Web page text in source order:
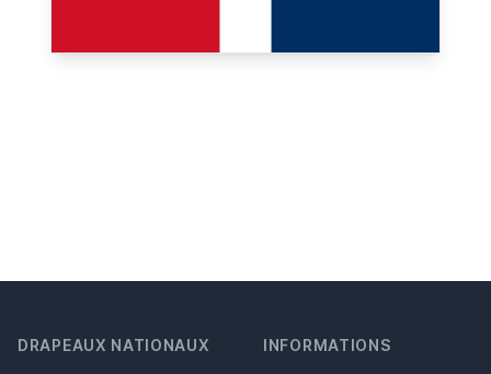
DRAPEAUX NATIONAUX INFORMATIONS